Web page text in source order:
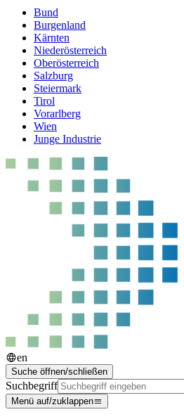
Bund
Burgenland
Kärnten
Niederösterreich
Oberösterreich
Salzburg
Steiermark
Tirol
Vorarlberg
Wien
Junge Industrie
en
Suche öffnen/schließen
Suchbegriff
Menü auf/zuklappen